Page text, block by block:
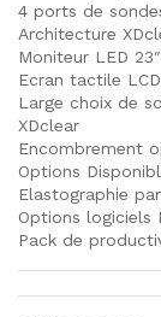
4 ports de
Architecture
Moniteur LED
Ecran tactile LCD
Large choix de
XDclear
Encombrement
Options
Elastographie
Options logiciels
Pack de